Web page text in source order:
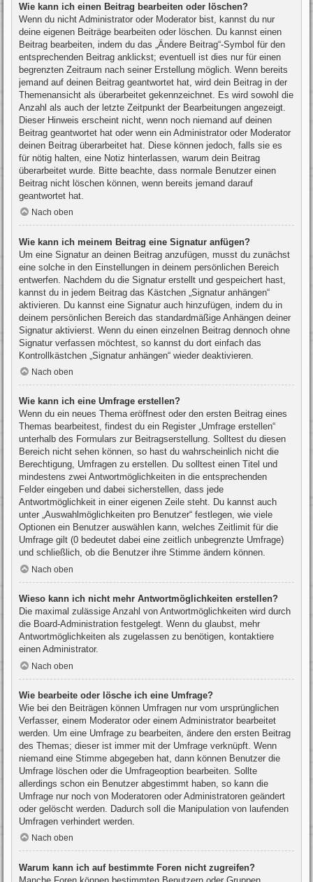
Wie kann ich einen Beitrag bearbeiten oder löschen?
Wenn du nicht Administrator oder Moderator bist, kannst du nur
deine eigenen Beiträge bearbeiten oder löschen. Du kannst einen
Beitrag bearbeiten, indem du das „Ändere Beitrag“-Symbol für den
entsprechenden Beitrag anklickst; eventuell ist dies nur für einen
begrenzten Zeitraum nach seiner Erstellung möglich. Wenn bereits
jemand auf deinen Beitrag geantwortet hat, wird dein Beitrag in der
Themenansicht als überarbeitet gekennzeichnet. Es wird sowohl die
Anzahl als auch der letzte Zeitpunkt der Bearbeitungen angezeigt.
Dieser Hinweis erscheint nicht, wenn noch niemand auf deinen
Beitrag geantwortet hat oder wenn ein Administrator oder Moderator
deinen Beitrag überarbeitet hat. Diese können jedoch, falls sie es
für nötig halten, eine Notiz hinterlassen, warum dein Beitrag
überarbeitet wurde. Bitte beachte, dass normale Benutzer einen
Beitrag nicht löschen können, wenn bereits jemand darauf
geantwortet hat.
Nach oben
Wie kann ich meinem Beitrag eine Signatur anfügen?
Um eine Signatur an deinen Beitrag anzufügen, musst du zunächst
eine solche in den Einstellungen in deinem persönlichen Bereich
entwerfen. Nachdem du die Signatur erstellt und gespeichert hast,
kannst du in jedem Beitrag das Kästchen „Signatur anhängen“
aktivieren. Du kannst eine Signatur auch hinzufügen, indem du in
deinem persönlichen Bereich das standardmäßige Anhängen deiner
Signatur aktivierst. Wenn du einen einzelnen Beitrag dennoch ohne
Signatur verfassen möchtest, so kannst du dort einfach das
Kontrollkästchen „Signatur anhängen“ wieder deaktivieren.
Nach oben
Wie kann ich eine Umfrage erstellen?
Wenn du ein neues Thema eröffnest oder den ersten Beitrag eines
Themas bearbeitest, findest du ein Register „Umfrage erstellen“
unterhalb des Formulars zur Beitragserstellung. Solltest du diesen
Bereich nicht sehen können, so hast du wahrscheinlich nicht die
Berechtigung, Umfragen zu erstellen. Du solltest einen Titel und
mindestens zwei Antwortmöglichkeiten in die entsprechenden
Felder eingeben und dabei sicherstellen, dass jede
Antwortmöglichkeit in einer eigenen Zeile steht. Du kannst auch
unter „Auswahlmöglichkeiten pro Benutzer“ festlegen, wie viele
Optionen ein Benutzer auswählen kann, welches Zeitlimit für die
Umfrage gilt (0 bedeutet dabei eine zeitlich unbegrenzte Umfrage)
und schließlich, ob die Benutzer ihre Stimme ändern können.
Nach oben
Wieso kann ich nicht mehr Antwortmöglichkeiten erstellen?
Die maximal zulässige Anzahl von Antwortmöglichkeiten wird durch
die Board-Administration festgelegt. Wenn du glaubst, mehr
Antwortmöglichkeiten als zugelassen zu benötigen, kontaktiere
einen Administrator.
Nach oben
Wie bearbeite oder lösche ich eine Umfrage?
Wie bei den Beiträgen können Umfragen nur vom ursprünglichen
Verfasser, einem Moderator oder einem Administrator bearbeitet
werden. Um eine Umfrage zu bearbeiten, ändere den ersten Beitrag
des Themas; dieser ist immer mit der Umfrage verknüpft. Wenn
niemand eine Stimme abgegeben hat, dann können Benutzer die
Umfrage löschen oder die Umfrageoption bearbeiten. Sollte
allerdings schon ein Benutzer abgestimmt haben, so kann die
Umfrage nur noch von Moderatoren oder Administratoren geändert
oder gelöscht werden. Dadurch soll die Manipulation von laufenden
Umfragen verhindert werden.
Nach oben
Warum kann ich auf bestimmte Foren nicht zugreifen?